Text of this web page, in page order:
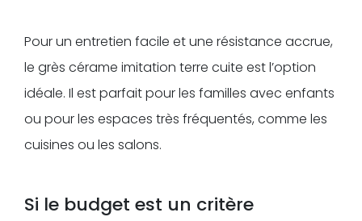
Pour un entretien facile et une résistance accrue,
le grès cérame imitation terre cuite est l’option
idéale. Il est parfait pour les familles avec enfants
ou pour les espaces très fréquentés, comme les
cuisines ou les salons.
Si le budget est un critère